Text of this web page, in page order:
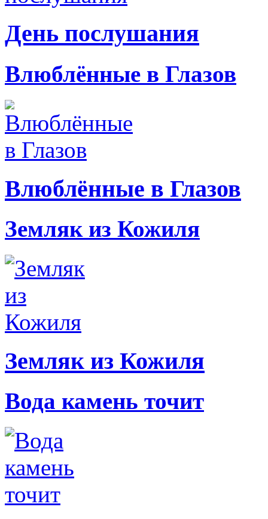
День послушания
Влюблённые в Глазов
Влюблённые в Глазов
Земляк из Кожиля
Земляк из Кожиля
Вода камень точит